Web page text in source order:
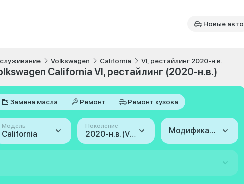
Новые авто
Volkswagen California VI, рестайлинг 2020-н.в.
California VI, рестайлинг (2020-н.в.)
Замена масла Ремонт Ремонт кузова
Модель
California
Поколение
2020-н.в. (VI, рестайлинг) Модификация